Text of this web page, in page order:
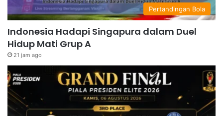
Pertandingan Bola
Indonesia Hadapi Singapura dalam Duel
Hidup Mati Grup A
21 jam ago